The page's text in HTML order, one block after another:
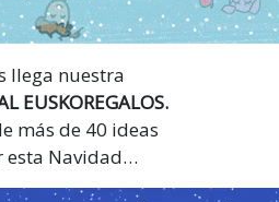
llega nuestra
EUSKOREGALOS.
más de 40 ideas
Navidad…